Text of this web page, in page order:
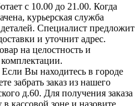
с 10.00 до 21.00. Когда
курьерская служба
Специалист предложит
и уточнит адрес.
на целостность и
комплектации.
Вы находитесь в городе
забрать заказ из нашего
д.60. Для получения заказа
в кассовой зоне и назовите